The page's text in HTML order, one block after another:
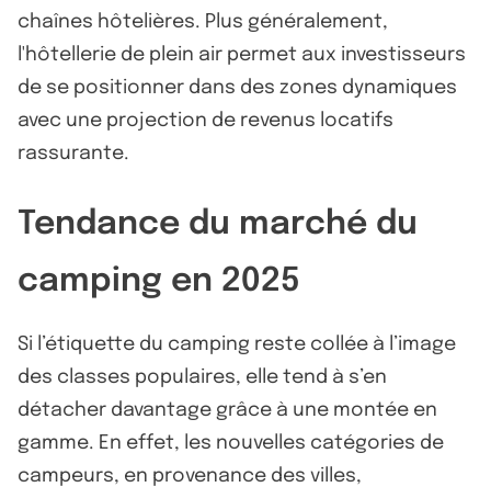
chaînes hôtelières. Plus généralement,
l'hôtellerie de plein air permet aux investisseurs
de se positionner dans des zones dynamiques
avec une projection de revenus locatifs
rassurante.
Tendance du marché du
camping en 2025
Si l’étiquette du camping reste collée à l’image
des classes populaires, elle tend à s’en
détacher davantage grâce à une montée en
gamme. En effet, les nouvelles catégories de
campeurs, en provenance des villes,